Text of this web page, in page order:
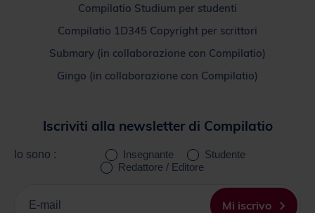
Compilatio Studium per studenti
Compilatio 1D345 Copyright per scrittori
Submary (in collaborazione con Compilatio)
Gingo (in collaborazione con Compilatio)
Iscriviti alla newsletter di Compilatio
Io sono : Insegnante
Studente
Redattore / Editore
Mi iscrivo